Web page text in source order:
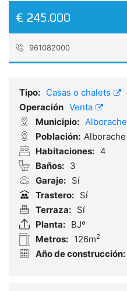
€ 245.000
961082000
Tipo: Casas o chalets
Operación Venta
Municipio: Alborache
Población: Alborache
Habitaciones: 4
Baños: 3
Garaje: Sí
Trastero: Sí
Terraza: Sí
Planta: BJº
Metros: 126m2
Año de construcción: